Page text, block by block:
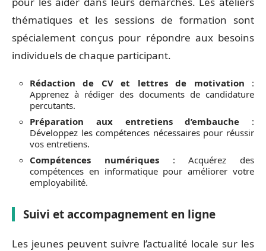
thématiques et les sessions de formation sont
spécialement conçus pour répondre aux besoins
individuels de chaque participant.
Rédaction de CV et lettres de motivation :
Apprenez à rédiger des documents de candidature
percutants.
Préparation aux entretiens d’embauche :
Développez les compétences nécessaires pour réussir
vos entretiens.
Compétences numériques: Acquérez des
compétences en informatique pour améliorer votre
employabilité.
Suivi et accompagnement en ligne
Les jeunes peuvent suivre l’actualité locale sur les